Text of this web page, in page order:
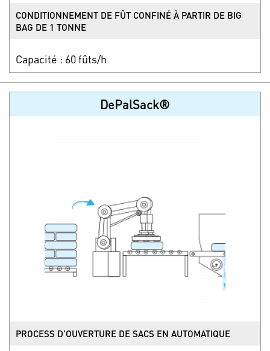
CONDITIONNEMENT DE FÛT CONFINÉ À PARTIR DE BIG
BAG DE 1 TONNE
Capacité : 60 fûts/h
DePalSack®
PROCESS D’OUVERTURE DE SACS EN AUTOMATIQUE